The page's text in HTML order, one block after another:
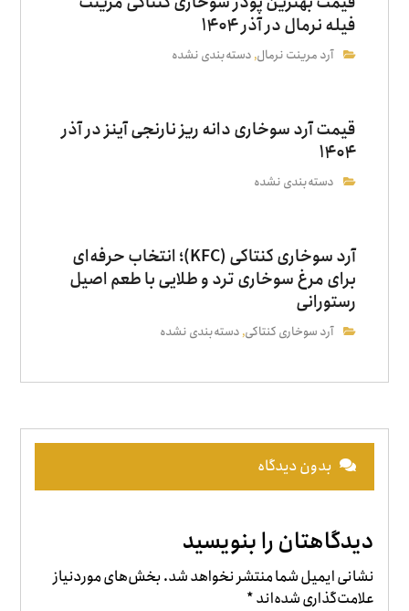
فیله نرمال در آذر ۱۴۰۴
آرد مرینت نرمال,دسته‌بندی نشده
قیمت آرد سوخاری دانه‌ ریز نارنجی آینز در آذر
۱۴۰۴
دسته‌بندی نشده
آرد سوخاری کنتاکی (KFC)؛ انتخاب حرفه‌ای
برای مرغ سوخاری ترد و طلایی با طعم اصیل
رستورانی
آرد سوخاری کنتاکی,دسته‌بندی نشده
بدون دیدگاه
دیدگاهتان را بنویسید
نشانی ایمیل شما منتشر نخواهد شد.بخش‌های موردنیاز
علامت‌گذاری شده‌اند*